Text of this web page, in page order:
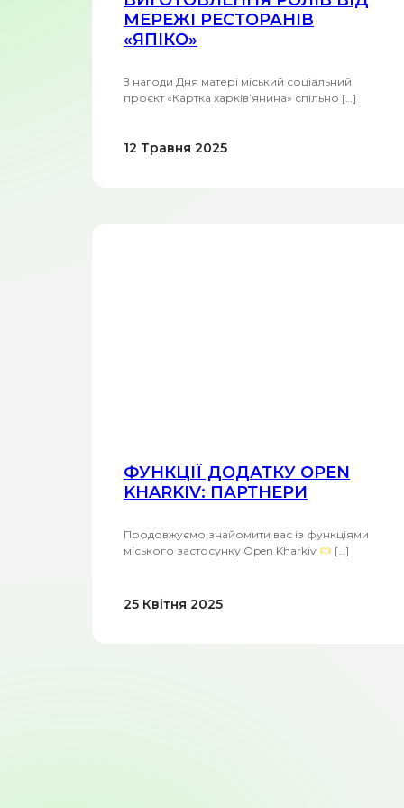
МЕРЕЖІ РЕСТОРАНІВ
«ЯПІКО»
З нагоди Дня матері міський соціальний
проєкт «Картка харків’янина» спільно […]
12 Травня 2025
ФУНКЦІЇ ДОДАТКУ OPEN
KHARKIV: ПАРТНЕРИ
Продовжуємо знайомити вас із функціями
міського застосунку Open Kharkiv
[…]
25 Квітня 2025